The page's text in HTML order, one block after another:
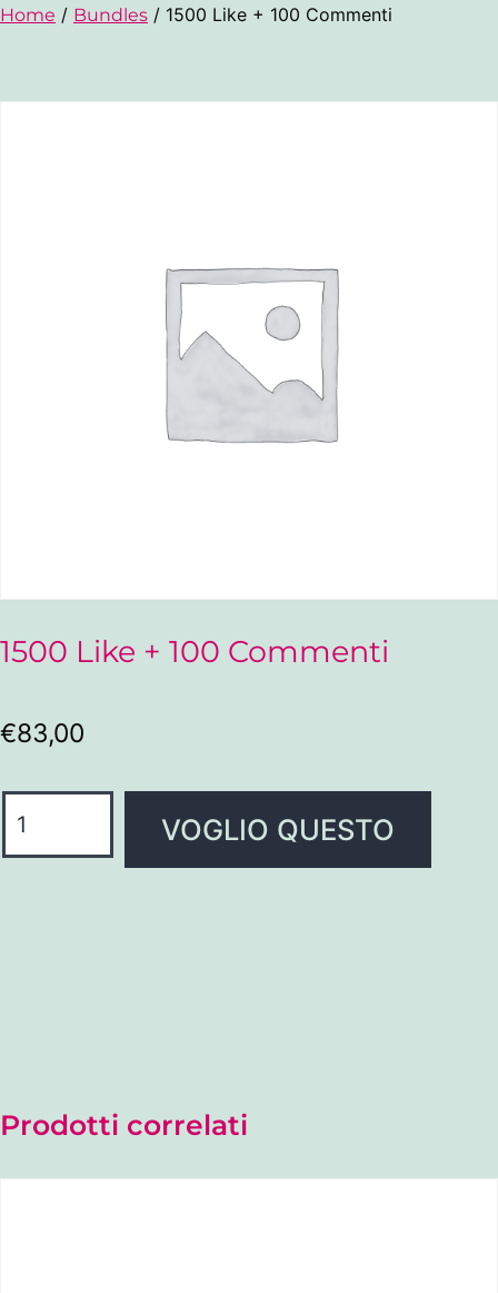
Home / Bundles / 1500 Like + 100 Commenti
1500 Like + 100 Commenti
€83,00
VOGLIO QUESTO
Prodotti correlati